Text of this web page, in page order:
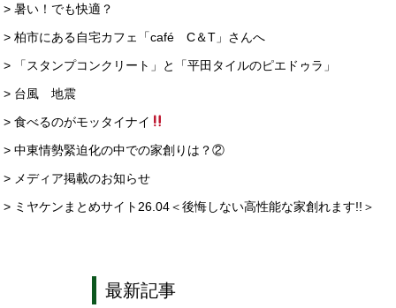
> 暑い！でも快適？
> 柏市にある自宅カフェ「café C＆T」さんへ
> 「スタンプコンクリート」と「平田タイルのピエドゥラ」
> 台風 地震
> 食べるのがモッタイナイ
> 中東情勢緊迫化の中での家創りは？②
> メディア掲載のお知らせ
> ミヤケンまとめサイト26.04＜後悔しない高性能な家創れます!!＞
最新記事